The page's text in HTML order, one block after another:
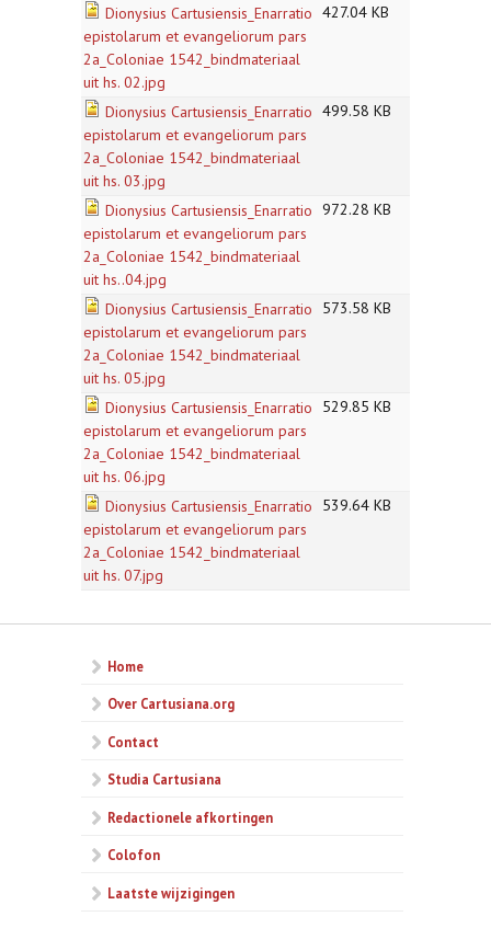
Dionysius Cartusiensis_Enarratio
epistolarum et evangeliorum pars
2a_Coloniae 1542_bindmateriaal
uit hs. 02.jpg
427.04 KB
Dionysius Cartusiensis_Enarratio
epistolarum et evangeliorum pars
2a_Coloniae 1542_bindmateriaal
uit hs. 03.jpg
499.58 KB
Dionysius Cartusiensis_Enarratio
epistolarum et evangeliorum pars
2a_Coloniae 1542_bindmateriaal
uit hs..04.jpg
972.28 KB
Dionysius Cartusiensis_Enarratio
epistolarum et evangeliorum pars
2a_Coloniae 1542_bindmateriaal
uit hs. 05.jpg
573.58 KB
Dionysius Cartusiensis_Enarratio
epistolarum et evangeliorum pars
2a_Coloniae 1542_bindmateriaal
uit hs. 06.jpg
529.85 KB
Dionysius Cartusiensis_Enarratio
epistolarum et evangeliorum pars
2a_Coloniae 1542_bindmateriaal
uit hs. 07.jpg
539.64 KB
Home
Over Cartusiana.org
Contact
Studia Cartusiana
Redactionele afkortingen
Colofon
Laatste wijzigingen